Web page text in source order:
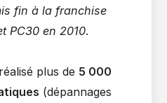
fin à la franchise
PC30 en 2010.
plus de 5 000
(dépannages